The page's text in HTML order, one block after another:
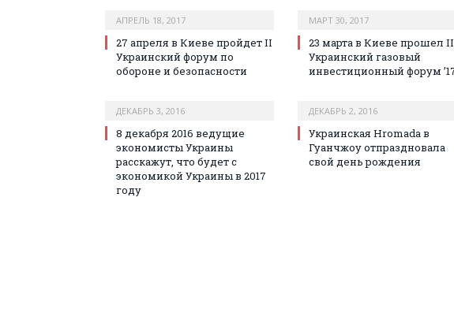
АПРЕЛЬ 18, 2017
27 апреля в Киеве пройдет II
Украинский форум по
обороне и безопасности
МАРТ 30, 2017
23 марта в Киеве прошел II
Украинский газовый
инвестиционный форум
ДЕКАБРЬ 3, 2016
8 декабря 2016 ведущие
экономисты Украины
расскажут, что будет с
экономикой Украины в 2017
году
ДЕКАБРЬ 2, 2016
Украинская Hromada в
Гуанчжоу отпраздновала
свой день рождения